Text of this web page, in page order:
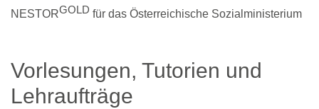
NESTORGOLD für das Österreichische Sozialministerium
Vorlesungen, Tutorien und
Lehraufträge